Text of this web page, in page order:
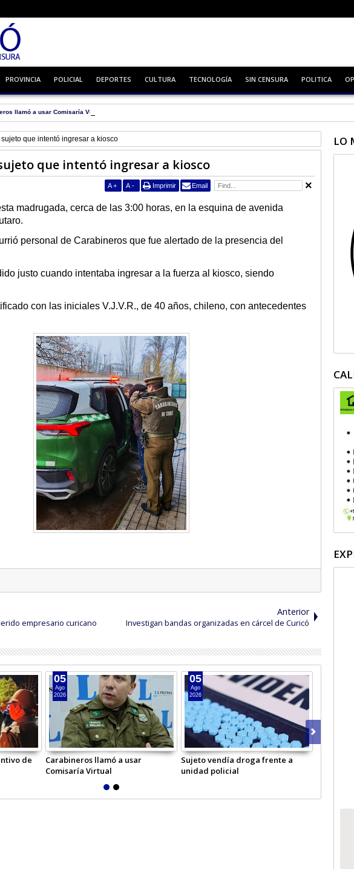
PROVINCIA POLICIAL DEPORTES CULTURA TECNOLOGÍA SIN CENSURA POLITICA
llamó a usar Comisaría Virtual
sujeto que intentó ingresar a kiosco
que intentó ingresar a kiosco
A + A - Imprimir Email
madrugada, cerca de las 3:00 horas, en la esquina de avenida
personal de Carabineros que fue alertado de la presencia del
justo cuando intentaba ingresar a la fuerza al kiosco, siendo
con las iniciales V.J.V.R., de 40 años, chileno, con antecedentes
empresario curicano
Anterior
Investigan bandas organizadas en cárcel de Curicó
de
Carabineros llamó a usar
Comisaría Virtual
05
Ago
2026
Sujeto vendía droga frente a
unidad policial
05
Ago
2026
LO